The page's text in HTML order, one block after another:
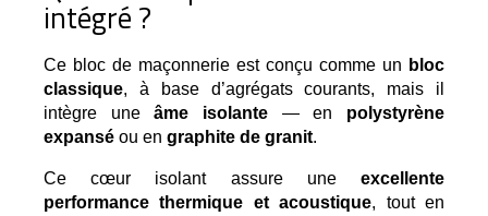
intégré ?
Ce bloc de maçonnerie est conçu comme un bloc
classique, à base d’agrégats courants, mais il
intègre une âme isolante — en polystyrène
expansé ou en graphite de granit.
Ce cœur isolant assure une excellente
performance thermique et acoustique, tout en